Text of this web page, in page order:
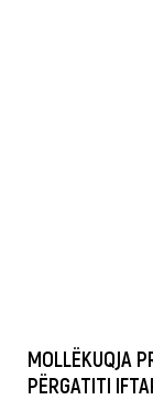
MOLLËKUQJA
PËRGATITI